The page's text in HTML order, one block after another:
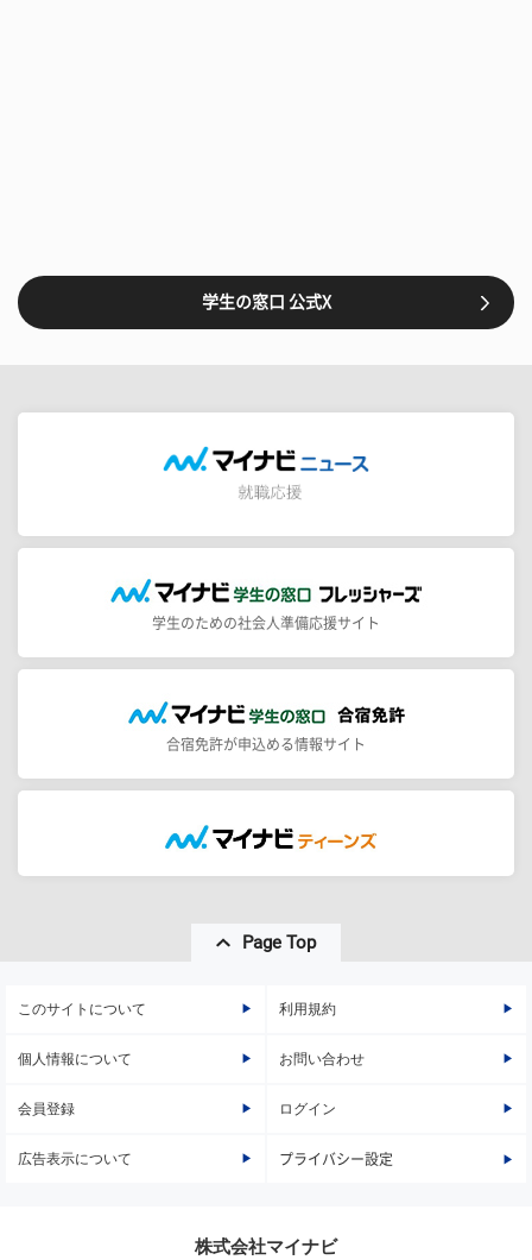
学生の窓口 公式X
学生のための社会人準備応援サイト
合宿免許が申込める情報サイト
Page Top
このサイトについて 利用規約
個人情報について お問い合わせ
会員登録 ログイン
広告表示について プライバシー設定
株式会社マイナビ